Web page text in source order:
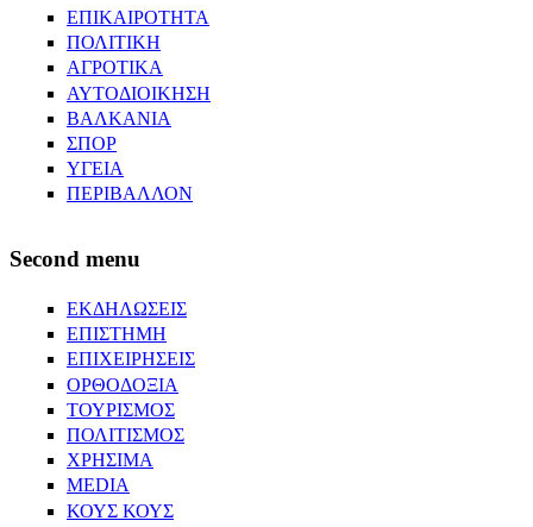
ΕΠΙΚΑΙΡΟΤΗΤΑ
ΠΟΛΙΤΙΚΗ
ΑΓΡΟΤΙΚΑ
ΑΥΤΟΔΙΟΙΚΗΣΗ
ΒΑΛΚΑΝΙΑ
ΣΠΟΡ
ΥΓΕΙΑ
ΠΕΡΙΒΑΛΛΟΝ
Second menu
ΕΚΔΗΛΩΣΕΙΣ
ΕΠΙΣΤΗΜΗ
ΕΠΙΧΕΙΡΗΣΕΙΣ
ΟΡΘΟΔΟΞΙΑ
ΤΟΥΡΙΣΜΟΣ
ΠΟΛΙΤΙΣΜΟΣ
ΧΡΗΣΙΜΑ
MEDIA
ΚΟΥΣ ΚΟΥΣ